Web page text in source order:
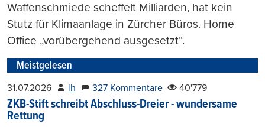
Waffenschmiede scheffelt Milliarden, hat kein
Stutz für Klimaanlage in Zürcher Büros. Home
Office „vorübergehend ausgesetzt“.
Meistgelesen
31.07.2026 lh 327 Kommentare 40'779
ZKB-Stift schreibt Abschluss-Dreier - wundersame
Rettung